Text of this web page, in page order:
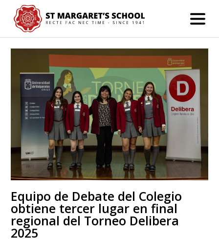
Equipo de Debate del Colegio
obtiene tercer lugar en final
regional del Torneo Delibera
2025